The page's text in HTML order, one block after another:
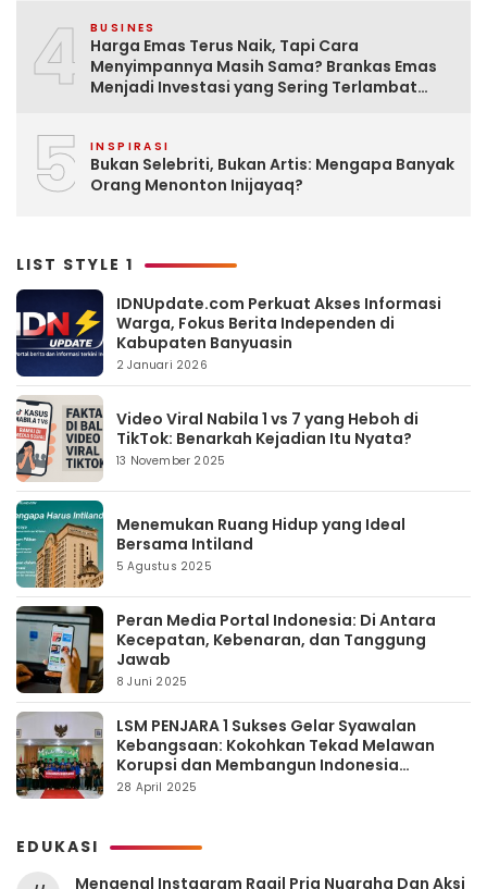
4 BUSINES
Harga Emas Terus Naik, Tapi Cara
Menyimpannya Masih Sama? Brankas Emas
Menjadi Investasi yang Sering Terlambat
5 INSPIRASI
Bukan Selebriti, Bukan Artis: Mengapa Banyak
Orang Menonton Inijayaq?
LIST STYLE 1
IDNUpdate.com Perkuat Akses Informasi
Warga, Fokus Berita Independen di
Kabupaten Banyuasin
2 Januari 2026
Video Viral Nabila 1 vs 7 yang Heboh di
TikTok: Benarkah Kejadian Itu Nyata?
13 November 2025
Menemukan Ruang Hidup yang Ideal
Bersama Intiland
5 Agustus 2025
Peran Media Portal Indonesia: Di Antara
Kecepatan, Kebenaran, dan Tanggung
Jawab
8 Juni 2025
LSM PENJARA 1 Sukses Gelar Syawalan
Kebangsaan: Kokohkan Tekad Melawan
Korupsi dan Membangun Indonesia
Berintegritas
28 April 2025
EDUKASI
Mengenal Instagram Ragil Pria Nugraha Dan Aksi